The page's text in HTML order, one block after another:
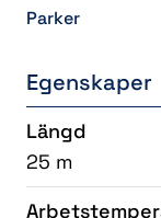
Parker
Egenskaper
Längd
25 m